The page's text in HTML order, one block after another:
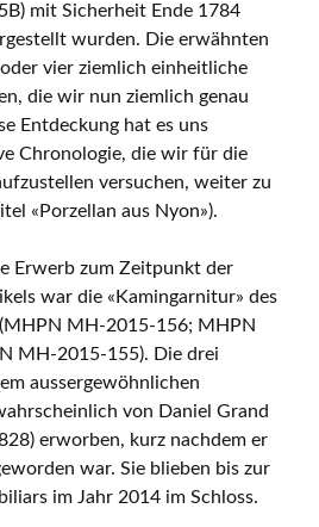
mit Sicherheit Ende 1784
wurden. Die erwähnten
vier ziemlich einheitliche
die wir nun ziemlich genau
Entdeckung hat es uns
Chronologie, die wir für die
versuchen, weiter zu
«Porzellan aus Nyon»).
Erwerb zum Zeitpunkt der
war die «Kamingarnitur» des
MH-2015-156; MHPN
MH-2015-155). Die drei
aussergewöhnlichen
von Daniel Grand
erworben, kurz nachdem er
war. Sie blieben bis zur
im Jahr 2014 im Schloss.